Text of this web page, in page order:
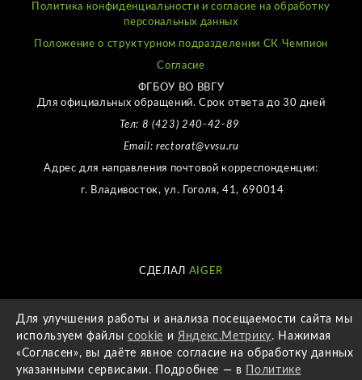
Для улучшения работы и анализа посещаемости сайта мы
используем файлыcookie и Яндекс.Метрику. Нажимая
«Согласен», вы даёте явное согласие на обработку данных
указанными сервисами. Подробнее — в
Политике
Политика конфиденциальности и согласие на обработку
персональных данных
Положение о структурном подразделении СК Чемпион
Согласие
ФГБОУ ВО ВВГУ
Для официальных обращений. Срок ответа до 30 дней
Тел: 8 (423) 240-42-89
Email: rectorat@vvsu.ru
Адрес для направления почтовой корреспонденции:
г. Владивосток, ул. Гоголя, 41, 690014
СДЕЛАЛ AIGER